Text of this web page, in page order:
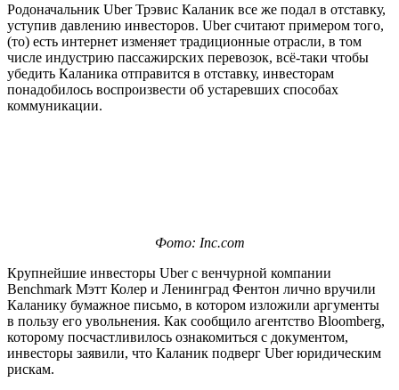
Родоначальник Uber Трэвис Каланик все же подал в отставку,
уступив давлению инвесторов. Uber считают примером того,
(то) есть интернет изменяет традиционные отрасли, в том
числе индустрию пассажирских перевозок, всё-таки чтобы
убедить Каланика отправится в отставку, инвесторам
понадобилось воспроизвести об устаревших способах
коммуникации.
Фото: Inc.com
Крупнейшие инвесторы Uber с венчурной компании
Benchmark Мэтт Колер и Ленинград Фентон лично вручили
Каланику бумажное письмо, в котором изложили аргументы
в пользу его увольнения. Как сообщило агентство Bloomberg,
которому посчастливилось ознакомиться с документом,
инвесторы заявили, что Каланик подверг Uber юридическим
рискам.